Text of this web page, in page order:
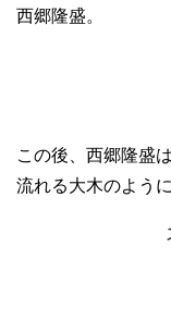
西郷隆盛。
この後、西郷隆盛
流れる大木のよう